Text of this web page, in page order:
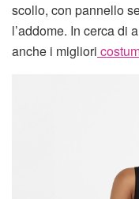
scollo, con pannello
l’addome. In cerca di
anche i migliori